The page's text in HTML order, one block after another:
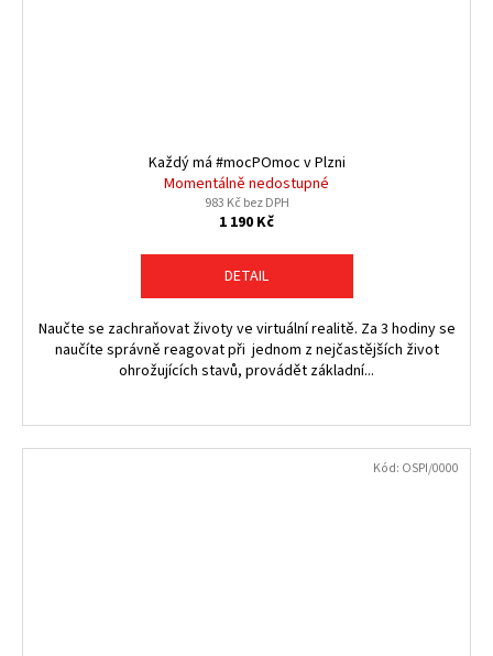
Každý má #mocPOmoc v Plzni
Momentálně nedostupné
983 Kč bez DPH
1 190 Kč
DETAIL
Naučte se zachraňovat životy ve virtuální realitě. Za 3 hodiny se
naučíte správně reagovat při jednom z nejčastějších život
ohrožujících stavů, provádět základní...
Kód: OSPI/0000